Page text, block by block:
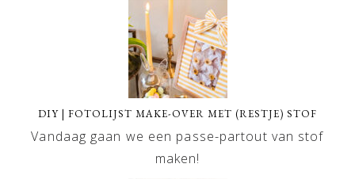
DIY | FOTOLIJST MAKE-OVER MET (RESTJE) STOF
Vandaag gaan we een passe-partout van stof
maken!